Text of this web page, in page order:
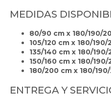
MEDIDAS
80/90 cm x 180/190/
105/120 cm x 180/
135/140 cm x 180/
150/160 cm x 180/
180/200 cm x 180/
ENTREGA Y